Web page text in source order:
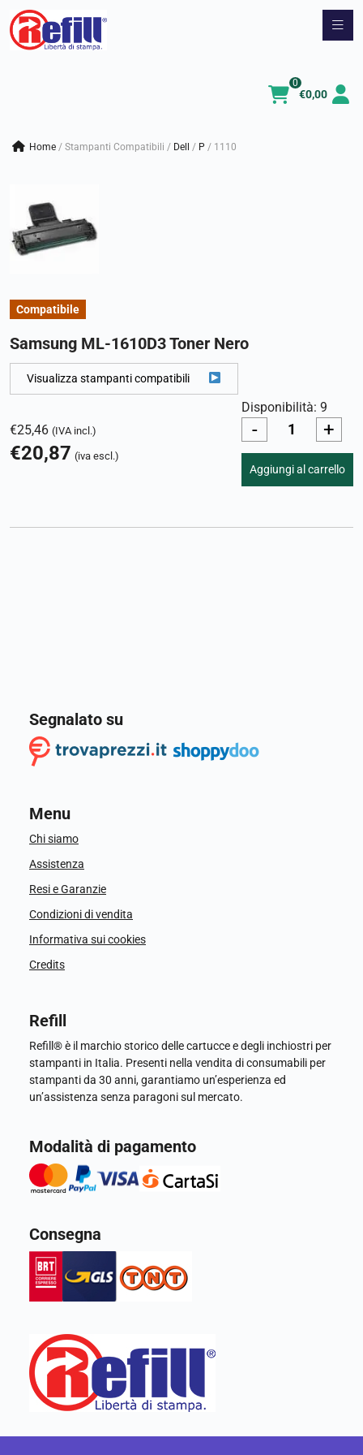
Vai
€0,00
0
Home / Stampanti Compatibili / dell / p / 1110
Compatibile
Samsung ML-1610D3 Toner Nero
Visualizza stampanti compatibili
€25,46 (IVA incl.)
€20,87 (iva escl.)
Disponibilità: 9
- +
Aggiungi al carrello
Segnalato su
Menu
Chi siamo
Assistenza
Resi e Garanzie
Condizioni di vendita
Informativa sui cookies
Credits
Refill
Refill® è il marchio storico delle cartucce e degli inchiostri per
stampanti in Italia. Presenti nella vendita di consumabili per
stampanti da 30 anni, garantiamo un’esperienza ed
un’assistenza senza paragoni sul mercato.
Modalità di pagamento
Consegna